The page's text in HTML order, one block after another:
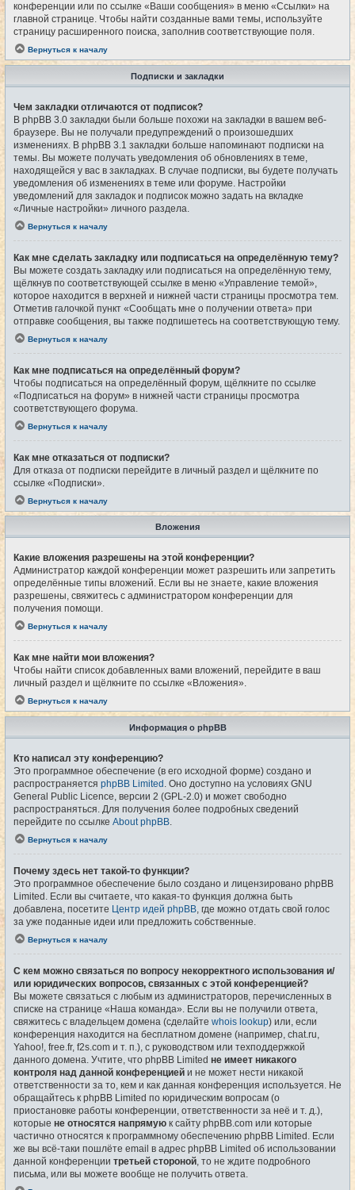
конференции или по ссылке «Ваши сообщения» в меню «Ссылки» на
главной странице. Чтобы найти созданные вами темы, используйте
страницу расширенного поиска, заполнив соответствующие поля.
Вернуться к началу
Подписки и закладки
Чем закладки отличаются от подписок?
В phpBB 3.0 закладки были больше похожи на закладки в вашем веб-
браузере. Вы не получали предупреждений о произошедших
изменениях. В phpBB 3.1 закладки больше напоминают подписки на
темы. Вы можете получать уведомления об обновлениях в теме,
находящейся у вас в закладках. В случае подписки, вы будете получать
уведомления об изменениях в теме или форуме. Настройки
уведомлений для закладок и подписок можно задать на вкладке
«Личные настройки» личного раздела.
Вернуться к началу
Как мне сделать закладку или подписаться на определённую тему?
Вы можете создать закладку или подписаться на определённую тему,
щёлкнув по соответствующей ссылке в меню «Управление темой»,
которое находится в верхней и нижней части страницы просмотра тем.
Отметив галочкой пункт «Сообщать мне о получении ответа» при
отправке сообщения, вы также подпишетесь на соответствующую тему.
Вернуться к началу
Как мне подписаться на определённый форум?
Чтобы подписаться на определённый форум, щёлкните по ссылке
«Подписаться на форум» в нижней части страницы просмотра
соответствующего форума.
Вернуться к началу
Как мне отказаться от подписки?
Для отказа от подписки перейдите в личный раздел и щёлкните по
ссылке «Подписки».
Вернуться к началу
Вложения
Какие вложения разрешены на этой конференции?
Администратор каждой конференции может разрешить или запретить
определённые типы вложений. Если вы не знаете, какие вложения
разрешены, свяжитесь с администратором конференции для
получения помощи.
Вернуться к началу
Как мне найти мои вложения?
Чтобы найти список добавленных вами вложений, перейдите в ваш
личный раздел и щёлкните по ссылке «Вложения».
Вернуться к началу
Информация о phpBB
Кто написал эту конференцию?
Это программное обеспечение (в его исходной форме) создано и
распространяется phpBB Limited . Оно доступно на условиях GNU
General Public Licence, версии 2 (GPL-2.0) и может свободно
распространяться. Для получения более подробных сведений
перейдите по ссылке About phpBB
Вернуться к началу
Почему здесь нет такой-то функции?
Это программное обеспечение было создано и лицензировано phpBB
Limited. Если вы считаете, что какая-то функция должна быть
добавлена, посетите Центр идей phpBB , где можно отдать свой голос
за уже поданные идеи или предложить собственные.
Вернуться к началу
С кем можно связаться по вопросу некорректного использования и/
или юридических вопросов, связанных с этой конференцией?
Вы можете связаться с любым из администраторов, перечисленных в
списке на странице «Наша команда». Если вы не получили ответа,
свяжитесь с владельцем домена (сделайте whois lookup) или, если
конференция находится на бесплатном домене (например, chat.ru,
Yahoo!, free.fr, f2s.com и т. п.), с руководством или техподдержкой
данного домена. Учтите, что phpBB Limited не имеет никакого
контроля над данной конференцией и не может нести никакой
ответственности за то, кем и как данная конференция используется. Не
обращайтесь к phpBB Limited по юридическим вопросам (о
приостановке работы конференции, ответственности за неё и т. д.),
которые не относятся напрямую к сайту phpBB.com или которые
частично относятся к программному обеспечению phpBB Limited. Если
же вы всё-таки пошлёте email в адрес phpBB Limited об использовании
данной конференции третьей стороной , то не ждите подробного
письма, или вы можете вообще не получить ответа.